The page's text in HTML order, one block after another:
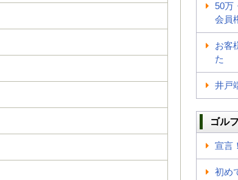
50万
会員
お客
た
井戸
ゴル
宣言
初め